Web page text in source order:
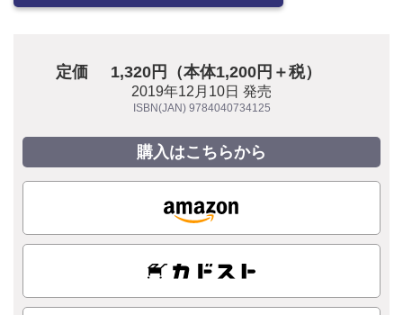
定価 1,320円（本体1,200円＋税）
2019年12月10日 発売
ISBN(JAN) 9784040734125
購入はこちらから